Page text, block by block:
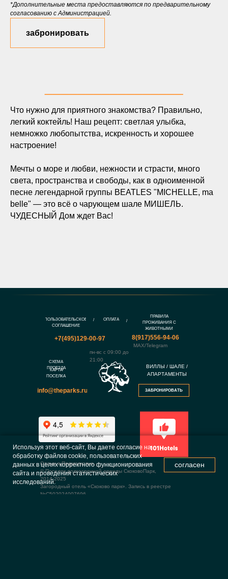
Используя этот веб-сайт, Вы даете согласие на
обработку файлов cookie, пользовательских
данных в целях корректного функционирования
сайта и проведения статистических
исследований.
согласен
*Дополнительные места предоставляются по предварительному
согласованию с Администрацией.
забронировать
Что нужно для приятного знакомства? Правильно,
легкий коктейль! Наш рецепт: светлая улыбка,
немножко любопытства, искренность и хорошее
настроение!
Мечты о море и любви, нежности и страсти, много
света, пространства и свободы, как в одноименной
песнe легендарной группы BEATLES "MICHELLE, ma
belle" — это всё о чарующем шале МИШЕЛЬ.
ЧУДЕСНЫЙ Дом ждет Вас!⠀
Отдых в Подмосковье.
© Поселок долгосрочной аренды СкоковоПарк,
2014-2025
Загородный отель «Скоково парк». Запись в реестре
№С502024007696.
пн-вс с 09:00 до
21:00
ЗАБРОНИРОВАТЬ
ВИЛЛЫ / ШАЛЕ /
АПАРТАМЕНТЫ
MAX/Telegram
8(917)556-94-06
+7(495)129-00-97
КАРТА
ПОСЕЛКА
СХЕМА
ПРОЕЗДА
ОПЛАТА
/
ПРАВИЛА
ПРОЖИВАНИЯ С
ЖИВОТНЫМИ
/
ПОЛЬЗОВАТЕЛЬСКОЕ
СОГЛАШЕНИЕ
info@theparks.ru